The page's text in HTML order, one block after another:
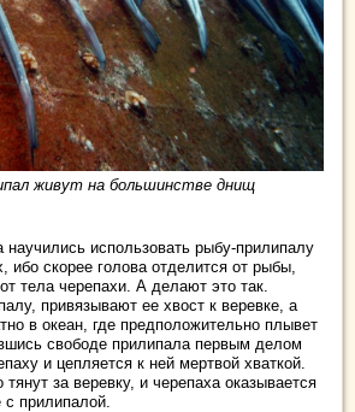
живут на большинстве днищ
использовать рыбу-прилипалу
ибо скорее голова отделится от рыбы,
тела черепахи. А делают это так.
привязывают ее хвост к веревке, а
в океан, где предположительно плывет
свободе прилипала первым делом
и цепляется к ней мертвой хваткой.
за веревку, и черепаха оказывается
прилипалой.